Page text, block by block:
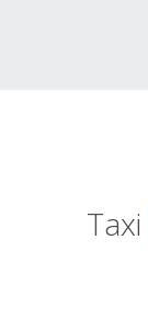
Taxi